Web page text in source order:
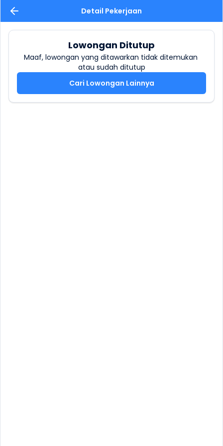
Detail Pekerjaan
Lowongan Ditutup
Maaf, lowongan yang ditawarkan tidak ditemukan
atau sudah ditutup
Cari Lowongan Lainnya